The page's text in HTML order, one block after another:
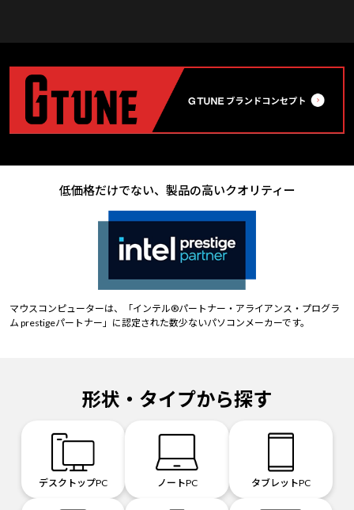
低価格だけでない、製品の高いクオリティー
マウスコンピューターは、「インテル®パートナー・アライアンス・プログラ
ム prestigeパートナー」に認定された数少ないパソコンメーカーです。
形状・タイプから探す
デスクトップPC ノートPC タブレットPC